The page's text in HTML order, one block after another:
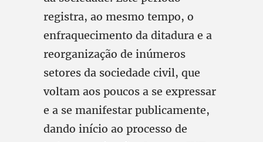
registra, ao mesmo tempo, o
enfraquecimento da ditadura e a
reorganização de inúmeros
setores da sociedade civil, que
voltam aos poucos a se expressar
e a se manifestar publicamente,
dando início ao processo de